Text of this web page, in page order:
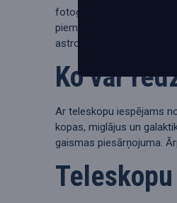
fotografēšanai var
piemērota teleskopu
astrofotogrāfijai.
Ko var
Ar teleskopu iespējams
kopas, miglājus un
gaismas piesārņojuma.